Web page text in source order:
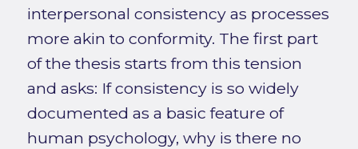
interpersonal consistency as processes
more akin to conformity. The first part
of the thesis starts from this tension
and asks: If consistency is so widely
documented as a basic feature of
human psychology, why is there no